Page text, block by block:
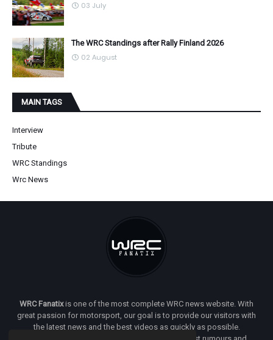
03 July
The WRC Standings after Rally Finland 2026
02 August
MAIN TAGS
Interview
Tribute
WRC Standings
Wrc News
WRC Fanatixis one of the most complete WRC news website. With
great passion for motorsport, our goal is to provide our visitors with
the latest news and the best videos as quickly as possible.